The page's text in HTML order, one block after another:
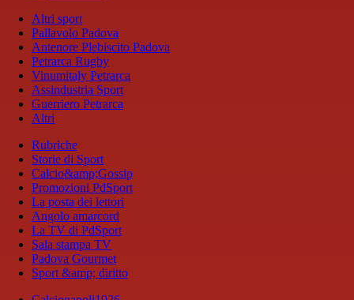
Altri sport
Pallavolo Padova
Antenore Plebiscito Padova
Petrarca Rugby
Vinumitaly Petrarca
Assindustria Sport
Guerriero Petrarca
Altri
Rubriche
Storie di Sport
Calcio&amp;Gossip
Promozioni PdSport
La posta dei lettori
Angolo amarcord
La TV di PdSport
Sala stampa TV
Padova Gourmet
Sport &amp; diritto